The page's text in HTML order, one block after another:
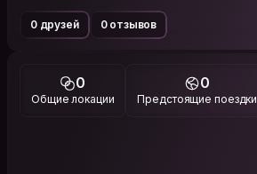
0 друзей 0 отзывов
0
Общие локации
0
Предстоящие поездки